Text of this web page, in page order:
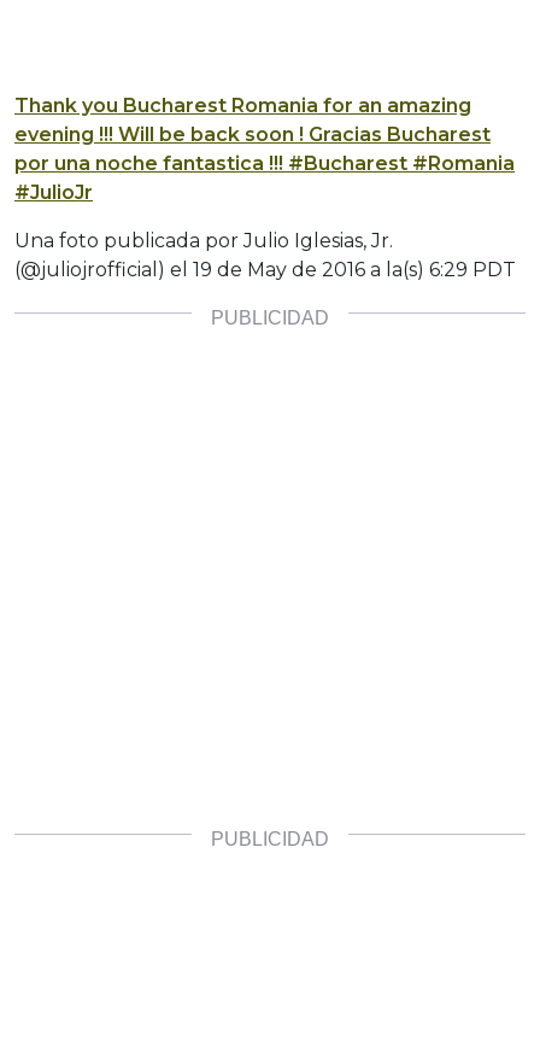
Thank you Bucharest Romania for an amazing
evening !!! Will be back soon ! Gracias Bucharest
por una noche fantastica !!! #Bucharest #Romania
#JulioJr
Una foto publicada por Julio Iglesias, Jr.
(@juliojrofficial) el 19 de May de 2016 a la(s) 6:29 PDT